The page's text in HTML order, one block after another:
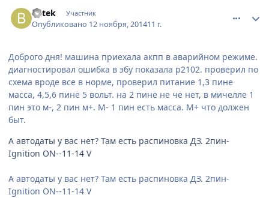
batek Участник
Опубликовано 12 ноября, 201411 г.
Доброго дня! машина приехала акпп в аварийном режиме.
диагностировал ошибка в эбу показала p2102. проверил по
схема вроде все в норме, проверил питание 1,3 пине
масса, 4,5,6 пине 5 вольт. на 2 пине не че нет, в мичелле 1
пин это м-, 2 пин м+. М- 1 пин есть масса. М+ что должен
быт.
А автодаты у вас нет? Там есть распиновка ДЗ. 2пин-
Ignition ON--11-14 V
А автодаты у вас нет? Там есть распиновка ДЗ. 2пин-
Ignition ON--11-14 V